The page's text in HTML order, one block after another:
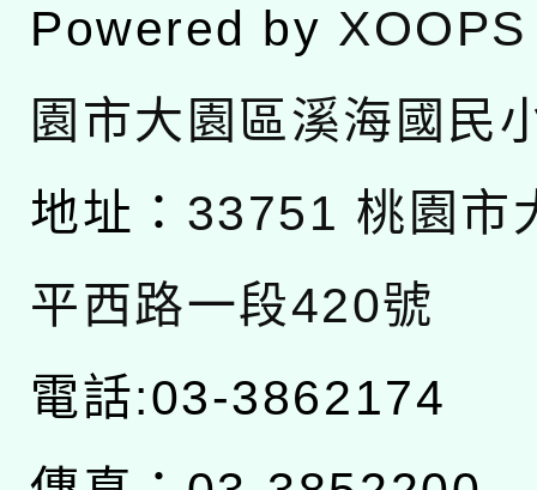
Powered by XOOPS
園市大園區溪海國民
地址： 33751 桃園市
平西路一段420號
電話:03-3862174